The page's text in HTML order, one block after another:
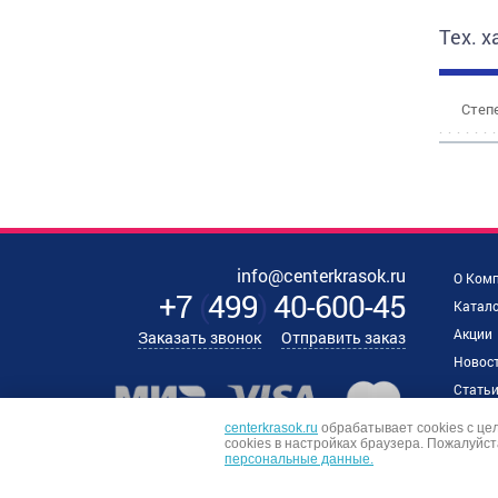
Тех.
info@centerkrasok.ru
+7( 499 40-600-45
Заказать звонок Отправить заказ
О
Акции
Статьи
centerkrasok.ru обрабатывает cookies с
сookies в настройках браузера.
персональные данные.